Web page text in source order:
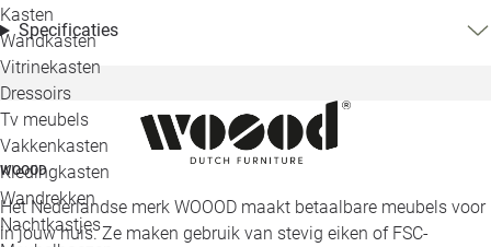
Kasten
Wandkasten
Vitrinekasten
Dressoirs
Tv meubels
Vakkenkasten
Kledingkasten
Wandrekken
Nachtkastjes
Specificaties
WOOOD
Het Nederlandse merk WOOOD maakt betaalbare meubels voor
in jouw huis. Ze maken gebruik van stevig eiken of FSC-